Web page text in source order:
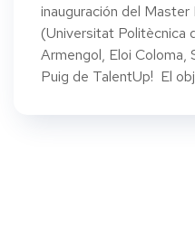
inauguración del
(Universitat Politècnica
Armengol, Eloi Coloma,
Puig de TalentUp! El